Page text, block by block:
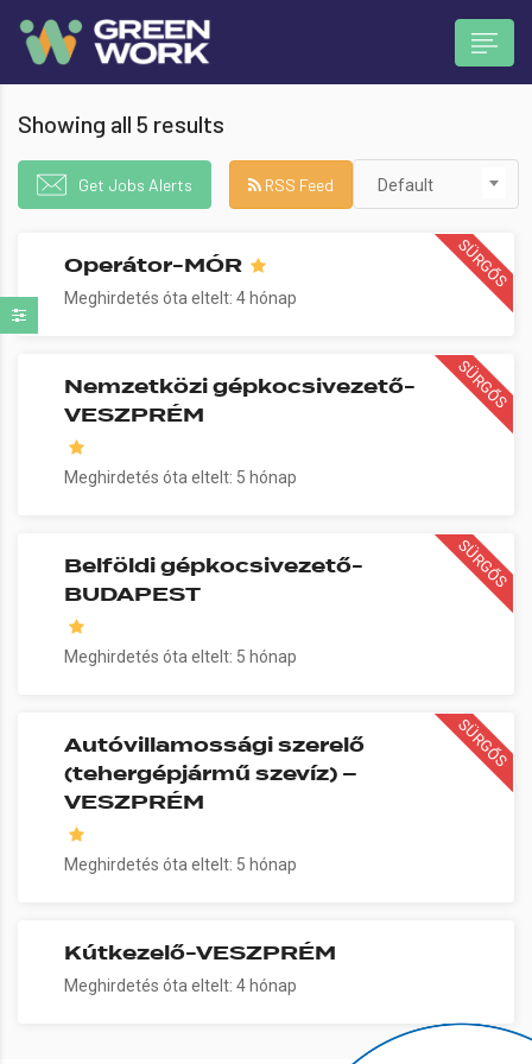
submenu (Munkavállalóknak)
Showing all 5 results
Get Jobs Alerts RSS Feed Default
Operátor-MÓR
Meghirdetés óta eltelt: 4 hónap
SÜRGŐS
Nemzetközi gépkocsivezető-
VESZPRÉM
Meghirdetés óta eltelt: 5 hónap
SÜRGŐS
Belföldi gépkocsivezető-
BUDAPEST
Meghirdetés óta eltelt: 5 hónap
SÜRGŐS
Autóvillamossági szerelő
(tehergépjármű szevíz) –
VESZPRÉM
Meghirdetés óta eltelt: 5 hónap
SÜRGŐS
Kútkezelő-VESZPRÉM
Meghirdetés óta eltelt: 4 hónap